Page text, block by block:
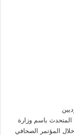
باسم وزارة
المؤتمر الصحافي